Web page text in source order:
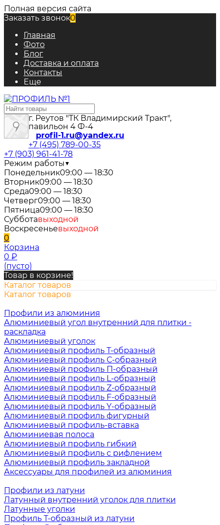
Полная версия сайта
Заказать звонок0
Главная
Фото
Блог
Доставка и оплата
Контакты
Еще
г. Реутов "ТК Владимирский Тракт",
павильон 4 Ф-4
profil-1.ru@yandex.ru
+7 (495) 789-00-35
+7 (903) 961-41-78
Режим работы▼
Понедельник09:00 — 18:30
Вторник09:00 — 18:30
Среда09:00 — 18:30
Четверг09:00 — 18:30
Пятница09:00 — 18:30
Субботавыходной
Воскресеньевыходной
0
Корзина
0 ₽
(пусто)
Товар в корзине!
Каталог товаров
Каталог товаров
Профили из алюминия
Алюминиевый угол внутренний для плитки -
раскладка
Алюминиевый уголок
Алюминиевый профиль Т-образный
Алюминиевый профиль С-образный
Алюминиевый профиль П-образный
Алюминиевый профиль L-образный
Алюминиевый профиль Z-образный
Алюминиевый профиль F-образный
Алюминиевый профиль Y-образный
Алюминиевый профиль фигурный
Алюминиевый профиль-вставка
Алюминиевая полоса
Алюминиевый профиль гибкий
Алюминиевый профиль с рифлением
Алюминиевый профиль закладной
Аксессуары для профилей из алюминия
Профили из латуни
Латунный внутренний уголок для плитки
Латунные уголки
Профиль Т-образный из латуни